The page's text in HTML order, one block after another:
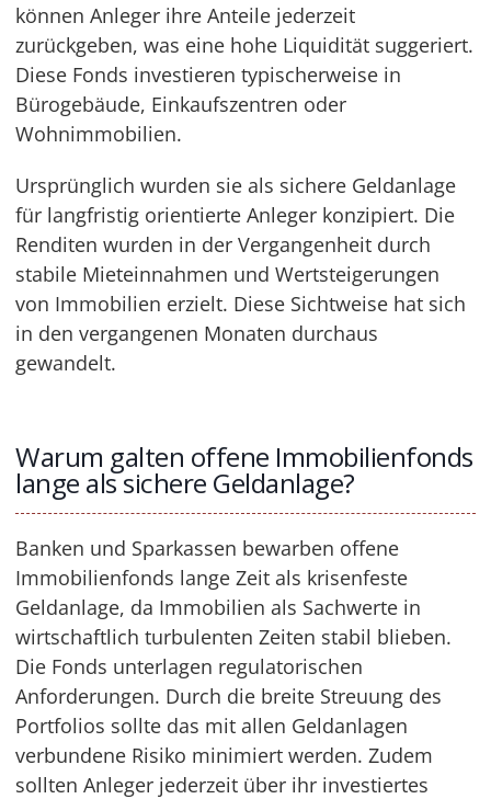
können Anleger ihre Anteile jederzeit
zurückgeben, was eine hohe Liquidität suggeriert.
Diese Fonds investieren typischerweise in
Bürogebäude, Einkaufszentren oder
Wohnimmobilien.
Ursprünglich wurden sie als sichere Geldanlage
für langfristig orientierte Anleger konzipiert. Die
Renditen wurden in der Vergangenheit durch
stabile Mieteinnahmen und Wertsteigerungen
von Immobilien erzielt. Diese Sichtweise hat sich
in den vergangenen Monaten durchaus
gewandelt.
Warum galten offene Immobilienfonds
lange als sichere Geldanlage?
Banken und Sparkassen bewarben offene
Immobilienfonds lange Zeit als krisenfeste
Geldanlage, da Immobilien als Sachwerte in
wirtschaftlich turbulenten Zeiten stabil blieben.
Die Fonds unterlagen regulatorischen
Anforderungen. Durch die breite Streuung des
Portfolios sollte das mit allen Geldanlagen
verbundene Risiko minimiert werden. Zudem
sollten Anleger jederzeit über ihr investiertes